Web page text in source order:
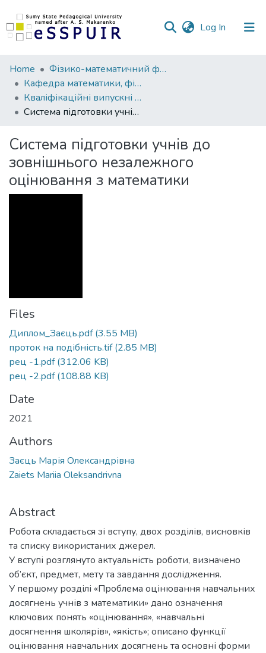
Log In (current)
Communities
&
Collections
Statistics
Home
Фізико-математичний факультет
Кафедра математики, фізики та методик їх навчання
Кваліфікаційні випускні роботи здобувачів вищої освіти
Система підготовки учнів до зовнішнього незалежного оцінювання з математики
Система підготовки учнів до
зовнішнього незалежного
оцінювання з математики
Files
Диплом_Заєць.pdf(3.55 MB)
проток на подібність.tif(2.85 MB)
рец -1.pdf(312.06 KB)
рец -2.pdf(108.88 KB)
Date
2021
Authors
Заєць Марія Олександрівна
Zaiets Mariia Oleksandrivna
Abstract
Робота складається зі вступу, двох розділів, висновків
та списку використаних джерел.
У вступі розглянуто актуальність роботи, визначено
об’єкт, предмет, мету та завдання дослідження.
У першому розділі «Проблема оцінювання навчальних
досягнень учнів з математики» дано означення
ключових понять «оцінювання», «навчальні
досягнення школярів», «якість»; описано функції
оцінювання навчальних досягнень та основні форми